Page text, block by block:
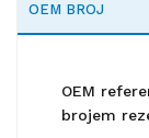
OEM BROJ
OEM
brojem